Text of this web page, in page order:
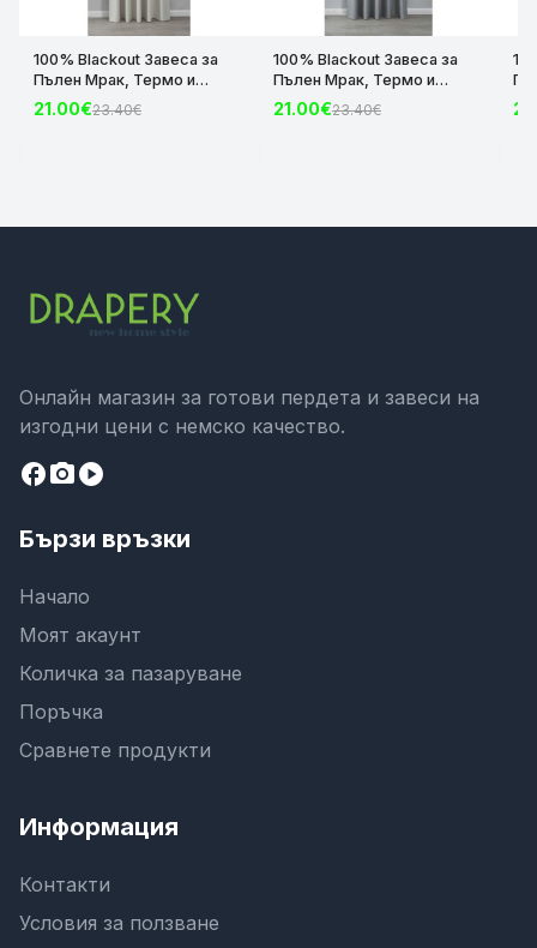
100% Blackout Завеса за
Пълен Мрак, Термо и
Шумоизолираща с коланче
цвят Крем, 175х140 и
21.00€23.40€
100% Blackout Завеса за
Пълен Мрак, Термо и
Шумоизолираща с коланче
цвят Сив, 175х140 и
21.00€23.40€
Онлайн магазин за готови пердета и завеси на
изгодни цени с немско качество.
facebookcamera_altplay_circle
Бързи връзки
Начало
Моят акаунт
Количка за пазаруване
Поръчка
Сравнете продукти
Информация
Контакти
Условия за ползване